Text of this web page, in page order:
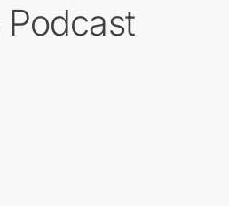
Podcast